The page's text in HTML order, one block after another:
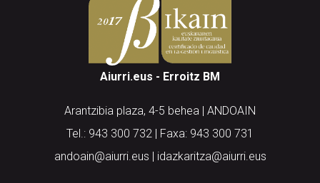
Aiurri.eus - Erroitz BM
Arantzibia plaza, 4-5 behea | ANDOAIN
Tel.: 943 300 732 | Faxa: 943 300 731
andoain@aiurri.eus | idazkaritza@aiurri.eus